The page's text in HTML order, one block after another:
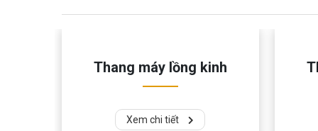
Thang máy lồng kinh
Xem chi tiết